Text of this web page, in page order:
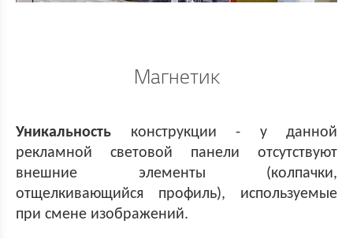
Магнетик
Уникальность конструкции - у данной
рекламной световой панели отсутствуют
внешние элементы (колпачки,
отщелкивающийся профиль), используемые
при смене изображений.